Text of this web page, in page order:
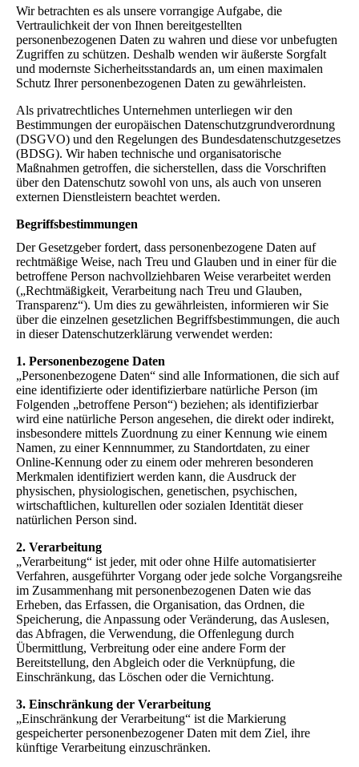
Wir betrachten es als unsere vorrangige Aufgabe, die
Vertraulichkeit der von Ihnen bereitgestellten
personenbezogenen Daten zu wahren und diese vor unbefugten
Zugriffen zu schützen. Deshalb wenden wir äußerste Sorgfalt
und modernste Sicherheitsstandards an, um einen maximalen
Schutz Ihrer personenbezogenen Daten zu gewährleisten.
Als privatrechtliches Unternehmen unterliegen wir den
Bestimmungen der europäischen Datenschutzgrundverordnung
(DSGVO) und den Regelungen des Bundesdatenschutzgesetzes
(BDSG). Wir haben technische und organisatorische
Maßnahmen getroffen, die sicherstellen, dass die Vorschriften
über den Datenschutz sowohl von uns, als auch von unseren
externen Dienstleistern beachtet werden.
Begriffsbestimmungen
Der Gesetzgeber fordert, dass personenbezogene Daten auf
rechtmäßige Weise, nach Treu und Glauben und in einer für die
betroffene Person nachvollziehbaren Weise verarbeitet werden
(„Rechtmäßigkeit, Verarbeitung nach Treu und Glauben,
Transparenz“). Um dies zu gewährleisten, informieren wir Sie
über die einzelnen gesetzlichen Begriffsbestimmungen, die auch
in dieser Datenschutzerklärung verwendet werden:
1. Personenbezogene Daten
„Personenbezogene Daten“ sind alle Informationen, die sich auf
eine identifizierte oder identifizierbare natürliche Person (im
Folgenden „betroffene Person“) beziehen; als identifizierbar
wird eine natürliche Person angesehen, die direkt oder indirekt,
insbesondere mittels Zuordnung zu einer Kennung wie einem
Namen, zu einer Kennnummer, zu Standortdaten, zu einer
Online-Kennung oder zu einem oder mehreren besonderen
Merkmalen identifiziert werden kann, die Ausdruck der
physischen, physiologischen, genetischen, psychischen,
wirtschaftlichen, kulturellen oder sozialen Identität dieser
natürlichen Person sind.
2. Verarbeitung
„Verarbeitung“ ist jeder, mit oder ohne Hilfe automatisierter
Verfahren, ausgeführter Vorgang oder jede solche Vorgangsreihe
im Zusammenhang mit personenbezogenen Daten wie das
Erheben, das Erfassen, die Organisation, das Ordnen, die
Speicherung, die Anpassung oder Veränderung, das Auslesen,
das Abfragen, die Verwendung, die Offenlegung durch
Übermittlung, Verbreitung oder eine andere Form der
Bereitstellung, den Abgleich oder die Verknüpfung, die
Einschränkung, das Löschen oder die Vernichtung.
3. Einschränkung der Verarbeitung
„Einschränkung der Verarbeitung“ ist die Markierung
gespeicherter personenbezogener Daten mit dem Ziel, ihre
künftige Verarbeitung einzuschränken.